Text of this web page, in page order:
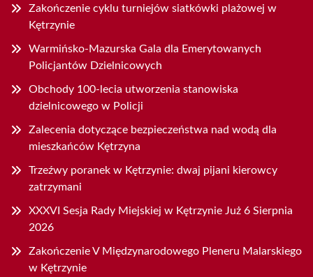
Zakończenie cyklu turniejów siatkówki plażowej w
Kętrzynie
Warmińsko-Mazurska Gala dla Emerytowanych
Policjantów Dzielnicowych
Obchody 100-lecia utworzenia stanowiska
dzielnicowego w Policji
Zalecenia dotyczące bezpieczeństwa nad wodą dla
mieszkańców Kętrzyna
Trzeźwy poranek w Kętrzynie: dwaj pijani kierowcy
zatrzymani
XXXVI Sesja Rady Miejskiej w Kętrzynie Już 6 Sierpnia
2026
Zakończenie V Międzynarodowego Pleneru Malarskiego
w Kętrzynie